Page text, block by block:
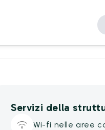
Servizi della
Wi-fi nelle aree